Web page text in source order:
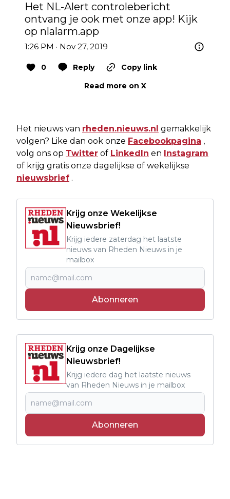
Het NL-Alert controlebericht
ontvang je ook met onze app! Kijk
op nlalarm.app
1:26 PM · Nov 27, 2019
0 Reply
Copy link
Read more on X
Het nieuws van rheden.nieuws.nl gemakkelijk
volgen? Like dan ook onze Facebookpagina ,
volg ons op Twitter of LinkedIn en Instagram
of krijg gratis onze dagelijkse of wekelijkse
nieuwsbrief .
Krijg onze Wekelijkse
Nieuwsbrief!
Krijg iedere zaterdag het laatste
nieuws van Rheden Nieuws in je
mailbox
Abonneren
Krijg onze Dagelijkse
Nieuwsbrief!
Krijg iedere dag het laatste nieuws
van Rheden Nieuws in je mailbox
Abonneren